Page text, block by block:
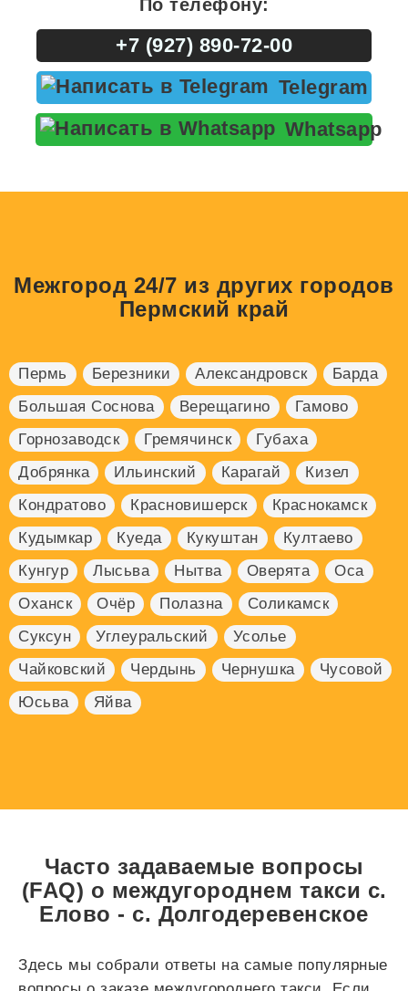
По телефону:
+7 (927) 890-72-00
Telegram
Whatsapp
Межгород 24/7 из других городов
Пермский край
Пермь Березники Александровск
Барда
Большая Соснова
Верещагино
Гамово
Горнозаводск
Гремячинск
Губаха
Добрянка
Ильинский Карагай
Кизел
Кондратово
Красновишерск
Краснокамск
Кудымкар
Куеда Кукуштан
Култаево
Кунгур
Лысьва Нытва Оверята
Оса
Оханск
Очёр Полазна
Соликамск
Суксун
Углеуральский
Усолье
Чайковский
Чердынь Чернушка
Чусовой
Юсьва
Яйва
Часто задаваемые вопросы
(FAQ) о междугороднем такси с.
Елово - с. Долгодеревенское
Здесь мы собрали ответы на самые популярные